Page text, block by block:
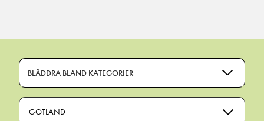
BLÄDDRA BLAND KATEGORIER
GOTLAND